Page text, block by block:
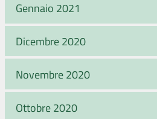
Gennaio 2021
Dicembre 2020
Novembre 2020
Ottobre 2020